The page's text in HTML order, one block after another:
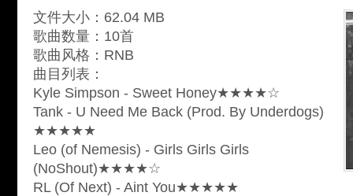
文件大小：62.04 MB
歌曲数量：10首
歌曲风格：RNB
曲目列表：
Kyle Simpson - Sweet Honey★★★★☆
Tank - U Need Me Back (Prod. By Underdogs)
★★★★★
Leo (of Nemesis) - Girls Girls Girls
(NoShout)★★★★☆
RL (Of Next) - Aint You★★★★★